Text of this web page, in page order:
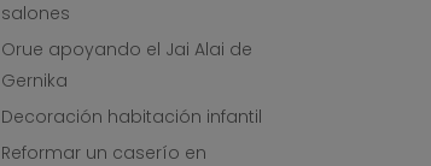
salones
Orue apoyando el Jai Alai de
Gernika
Decoración habitación infantil
Reformar un caserío en